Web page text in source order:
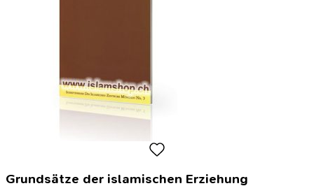
Grundsätze der islamischen Erziehung